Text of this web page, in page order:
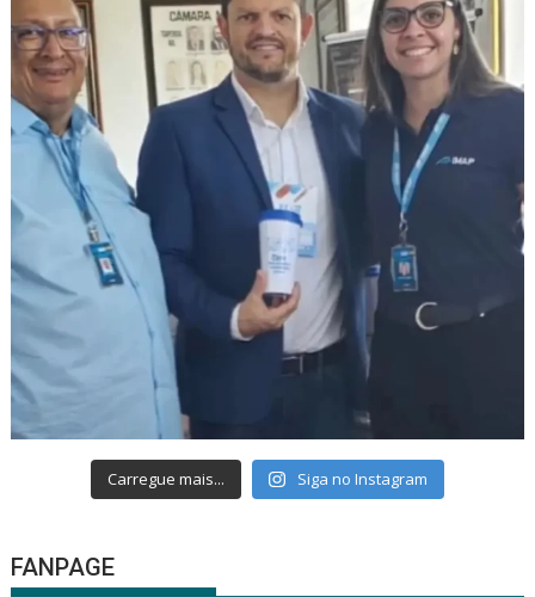
Carregue mais... Siga no Instagram
FANPAGE